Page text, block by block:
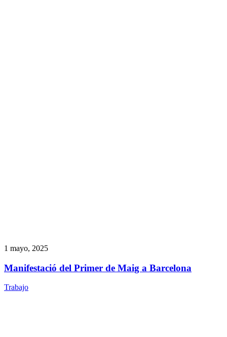
1 mayo, 2025
Manifestació del Primer de Maig a Barcelona
Trabajo